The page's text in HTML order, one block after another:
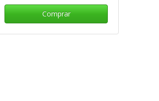
Comprar